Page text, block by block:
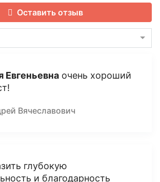
Оставить отзыв
Евгеньевна очень хороший
Вячеславович
глубокую
и благодарность